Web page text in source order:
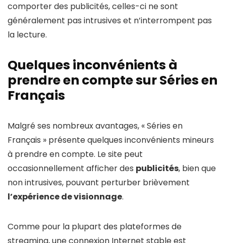
comporter des publicités, celles-ci ne sont
généralement pas intrusives et n’interrompent pas
la lecture.
Quelques inconvénients à
prendre en compte sur Séries en
Français
Malgré ses nombreux avantages, « Séries en
Français » présente quelques inconvénients mineurs
à prendre en compte. Le site peut
occasionnellement afficher des publicités, bien que
non intrusives, pouvant perturber brièvement
l’expérience de visionnage.
Comme pour la plupart des plateformes de